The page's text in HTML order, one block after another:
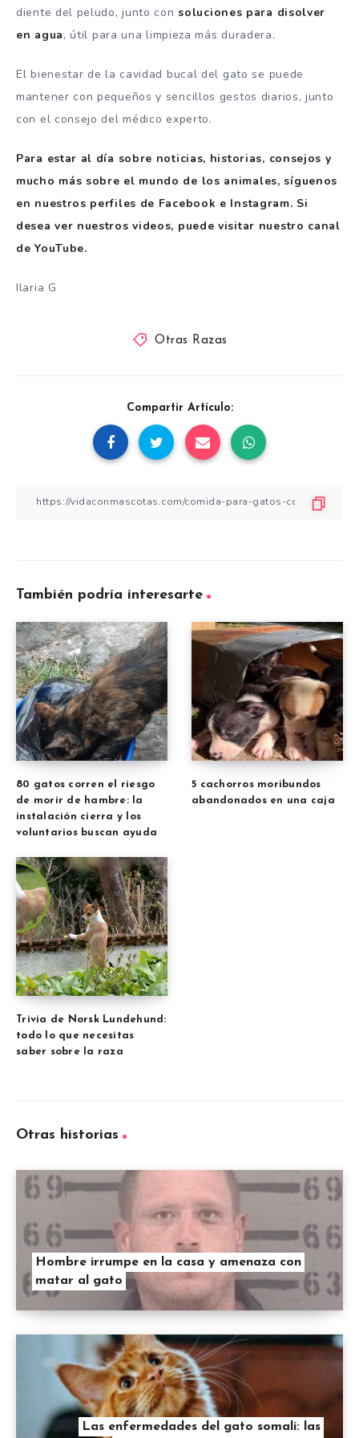
diente del peludo, junto consoluciones para disolver
en agua, útil para una limpieza más duradera.
El bienestar de la cavidad bucal del gato se puede
mantener con pequeños y sencillos gestos diarios, junto
con el consejo del médico experto.
Para estar al día sobre noticias, historias, consejos y
mucho más sobre el mundo de los animales, síguenos
en nuestros perfiles de Facebook e Instagram. Si
desea ver nuestros videos, puede visitar nuestro canal
de YouTube.
Ilaria G
Otras Razas
Compartir Artículo:
También podría interesarte
80 gatos corren el riesgo
de morir de hambre: la
instalación cierra y los
voluntarios buscan ayuda
5 cachorros moribundos
abandonados en una caja
Trivia de Norsk Lundehund:
todo lo que necesitas
saber sobre la raza
Otras historias
Hombre irrumpe en la casa y amenaza con
matar al gato
Las enfermedades del gato somalí: las